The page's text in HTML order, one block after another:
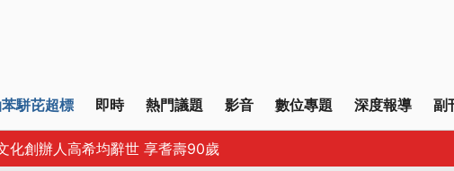
駢芘超標 即時 熱門議題 影音 數位專題 深度報導 副
化創辦人高希均辭世 享耆壽90歲